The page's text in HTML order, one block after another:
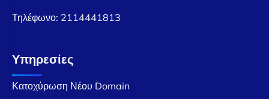
Τηλέφωνο: 2114441813
Υπηρεσίες
Κατοχύρωση Νέου Domain